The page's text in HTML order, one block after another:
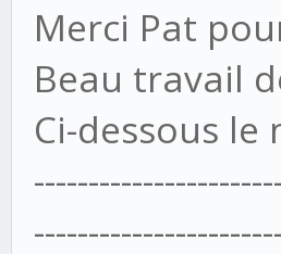
Merci Pat
Beau travail
Ci-dessous le